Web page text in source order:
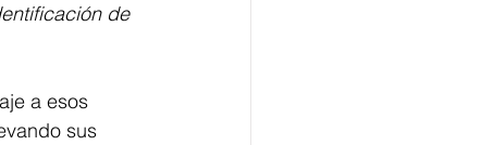
de
a esos
sus